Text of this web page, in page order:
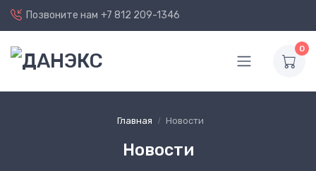
Позвоните нам +7 812 209-1346
0
Главная Новости
Новости